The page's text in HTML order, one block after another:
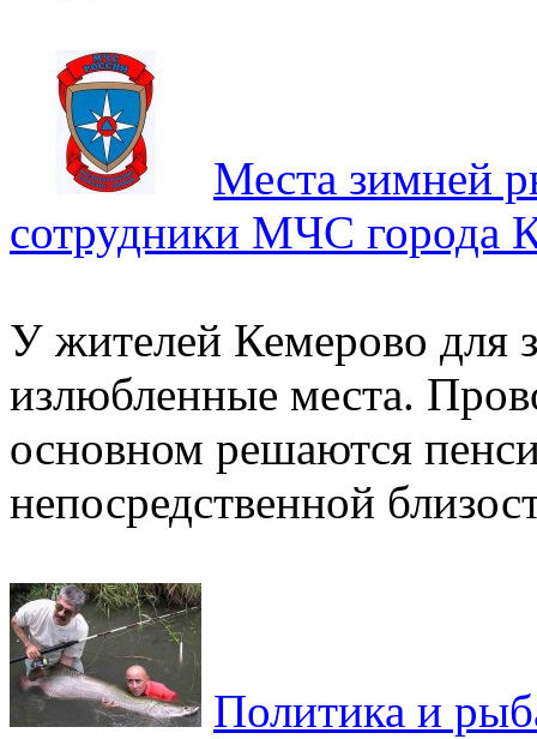
Места зимней
сотрудники МЧС города
У жителей Кемерово для
излюбленные места.
основном решаются
непосредственной
Политика и